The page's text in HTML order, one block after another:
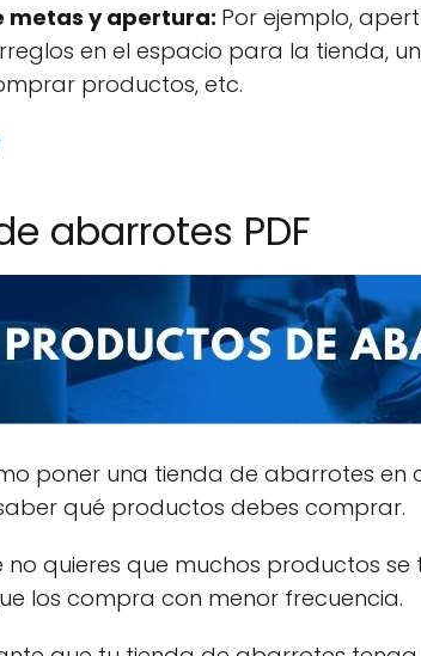
metas y apertura: Por ejemplo,
en el espacio para la tienda,
productos, etc.
abarrotes PDF
poner una tienda de abarrotes
qué productos debes comprar.
no quieres que muchos productos
los compra con menor frecuencia.